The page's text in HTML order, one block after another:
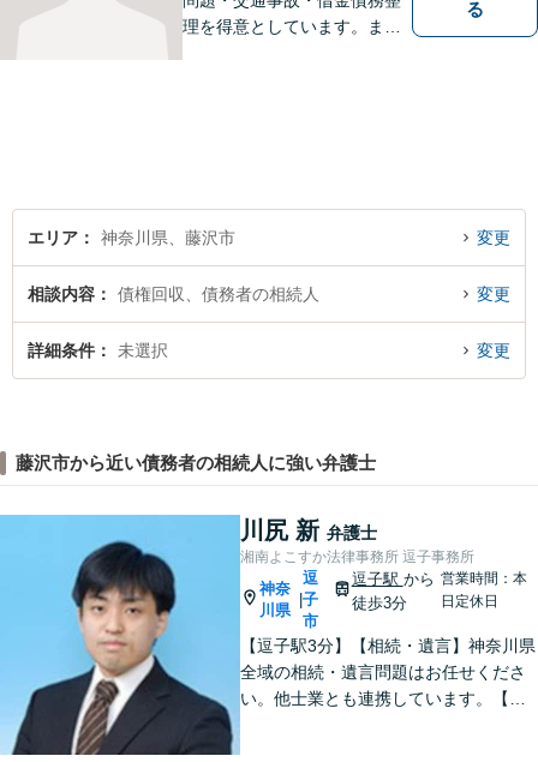
理を得意としています。ま
る
エリア 神奈川県、藤沢市 変更
相談内容 債権回収、債務者の相続人 変更
詳細条件 未選択 変更
藤沢市から近い債務者の相続人に強い弁護士
川尻 新 弁護士
湘南よこすか法律事務所 逗子事務所
神奈
川県
逗
子
市
逗子駅 から
徒歩3分
営業時間：本
日定休日
【逗子駅3分】【相続・遺言】神奈川県
全域の相続・遺言問題はお任せくださ
い。他士業とも連携しています。【離